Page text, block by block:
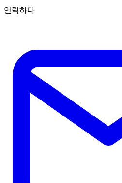
연락하다